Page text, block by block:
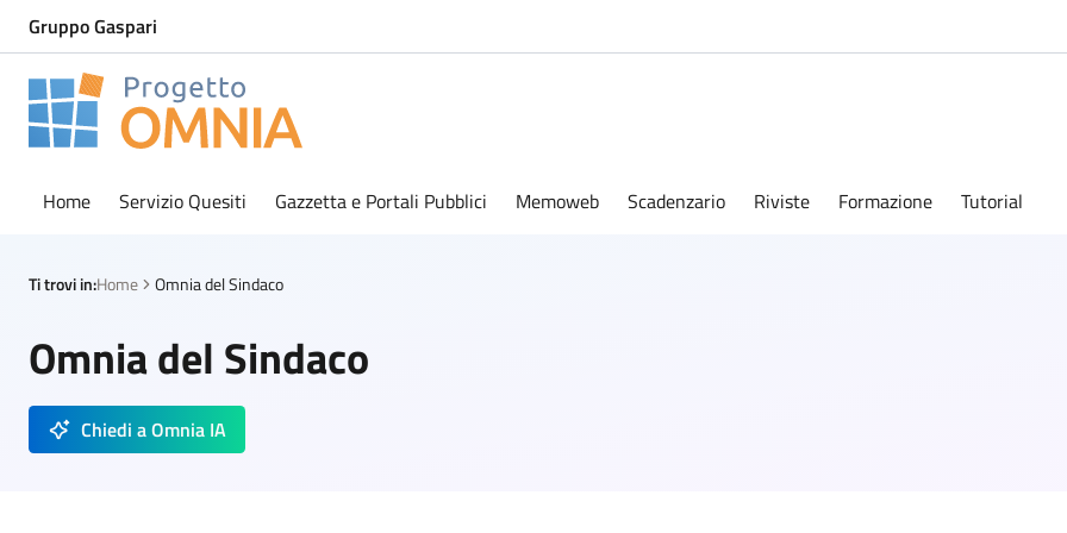
Gruppo Gaspari
Progetto Omnia
Home Servizio Quesiti Gazzetta e Portali Pubblici Memoweb Scadenzario Riviste Formazione Tutorial
Ti trovi in:Home Omnia del Sindaco
Omnia del Sindaco
Chiedi a Omnia IA